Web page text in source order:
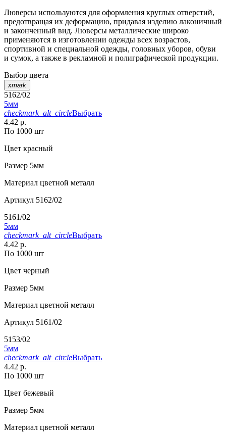
Люверсы используются для оформления круглых отверстий,
предотвращая их деформацию, придавая изделию лаконичный
и законченный вид. Люверсы металлические широко
применяются в изготовлении одежды всех возрастов,
спортивной и специальной одежды, головных уборов, обуви
и сумок, а также в рекламной и полиграфической продукции.
Выбор цвета
xmark
5162/02
5мм
checkmark_alt_circleВыбрать
4.42 р.
По 1000 шт
Цвет красный
Размер 5мм
Материал цветной металл
Артикул 5162/02
5161/02
5мм
checkmark_alt_circleВыбрать
4.42 р.
По 1000 шт
Цвет черный
Размер 5мм
Материал цветной металл
Артикул 5161/02
5153/02
5мм
checkmark_alt_circleВыбрать
4.42 р.
По 1000 шт
Цвет бежевый
Размер 5мм
Материал цветной металл